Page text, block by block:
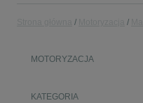
MOTORYZACJA
KATEGORIA